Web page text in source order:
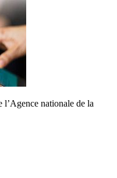
l’Agence nationale de la